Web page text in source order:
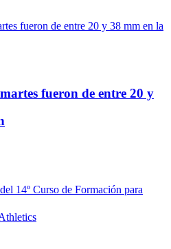
fueron de entre 20 y